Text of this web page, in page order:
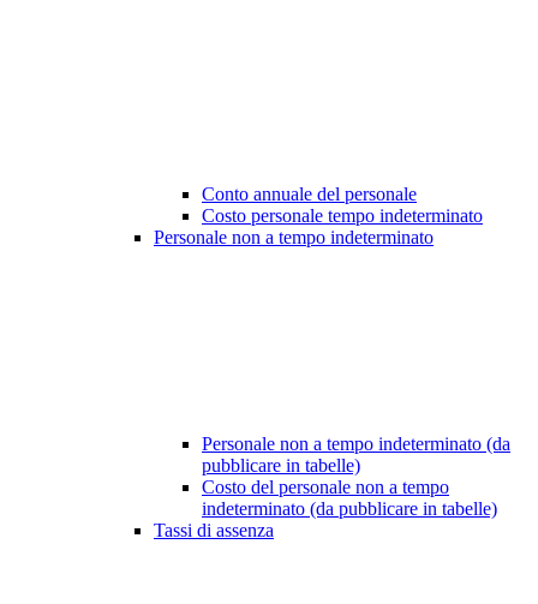
Conto annuale del personale
Costo personale tempo indeterminato
Personale non a tempo indeterminato
Personale non a tempo indeterminato (da
pubblicare in tabelle)
Costo del personale non a tempo
indeterminato (da pubblicare in tabelle)
Tassi di assenza